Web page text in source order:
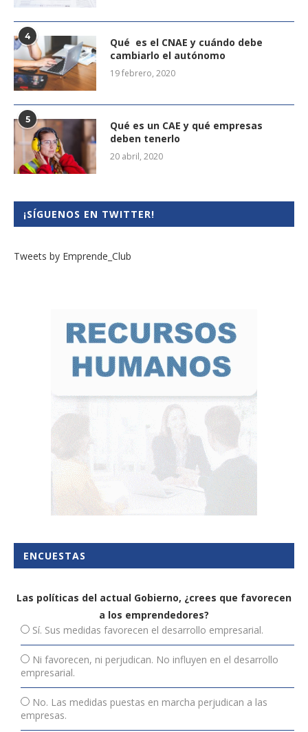
4
Qué es el CNAE y cuándo debe
cambiarlo el autónomo
19 febrero, 2020
5
Qué es un CAE y qué empresas
deben tenerlo
20 abril, 2020
¡SÍGUENOS EN TWITTER!
Tweets by Emprende_Club
ENCUESTAS
Las políticas del actual Gobierno, ¿crees que favorecen
a los emprendedores?
Sí. Sus medidas favorecen el desarrollo empresarial.
Ni favorecen, ni perjudican. No influyen en el desarrollo
empresarial.
No. Las medidas puestas en marcha perjudican a las
empresas.